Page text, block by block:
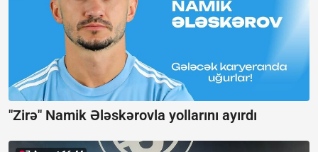
"Zirə" Namik Ələskərovla yollarını ayırdı